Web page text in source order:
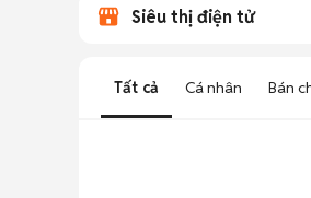
Siêu thị điện tử
Tất cả Cá nhân Bán